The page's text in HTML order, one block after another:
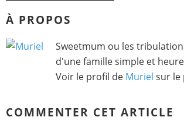
À PROPOS
Sweetmum ou les
d'une famille simple et
Voir le profil de Muriel sur le
COMMENTER CET ARTICLE